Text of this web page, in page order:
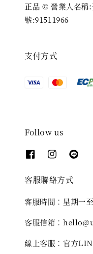
正品 © 營業人名稱
號:91511966
支付方式
Follow us
客服聯絡方式
客服時間：星期一
客服信箱：
線上客服：官方